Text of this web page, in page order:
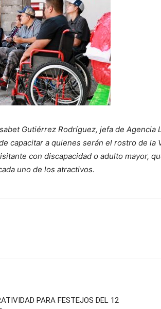
Gutiérrez Rodríguez, jefa de Agencia
capacitar a quienes serán el rostro de la
con discapacidad o adulto mayor,
uno de los atractivos.
PARA FESTEJOS DEL 12